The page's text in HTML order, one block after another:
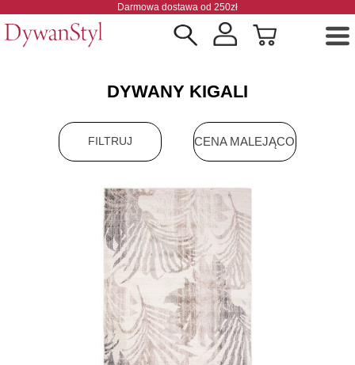
Darmowa dostawa od 250zł
DYWANY KIGALI
FILTRUJ CENA MALEJĄCO